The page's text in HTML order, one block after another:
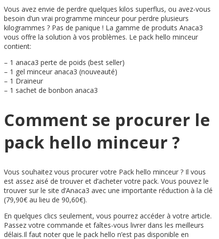
Vous avez envie de perdre quelques kilos superflus, ou avez-vous
besoin d’un vrai programme minceur pour perdre plusieurs
kilogrammes ? Pas de panique ! La gamme de produits Anaca3
vous offre la solution à vos problèmes. Le pack hello minceur
contient:
– 1 anaca3 perte de poids (best seller)
– 1 gel minceur anaca3 (nouveauté)
– 1 Draineur
– 1 sachet de bonbon anaca3
Comment se procurer le
pack hello minceur ?
Vous souhaitez vous procurer votre Pack hello minceur ? Il vous
est assez aisé de trouver et d’acheter votre pack. Vous pouvez le
trouver sur le site d’Anaca3 avec une importante réduction à la clé
(79,90€ au lieu de 90,60€).
En quelques clics seulement, vous pourrez accéder à votre article.
Passez votre commande et faîtes-vous livrer dans les meilleurs
délais.Il faut noter que le pack hello n’est pas disponible en